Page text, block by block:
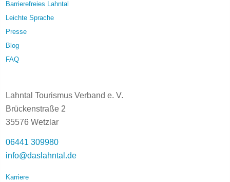
Barrierefreies Lahntal
Leichte Sprache
Presse
Blog
FAQ
Lahntal Tourismus Verband e. V.
Brückenstraße 2
35576 Wetzlar
06441 309980
info@daslahntal.de
Karriere